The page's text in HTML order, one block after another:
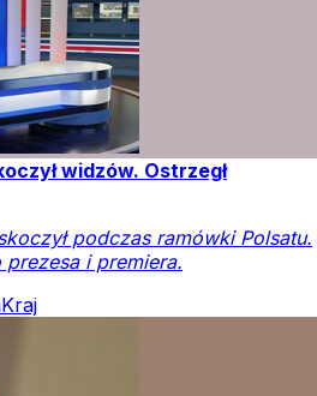
widzów. Ostrzegł
podczas ramówki Polsatu.
prezesa i premiera.
Kraj